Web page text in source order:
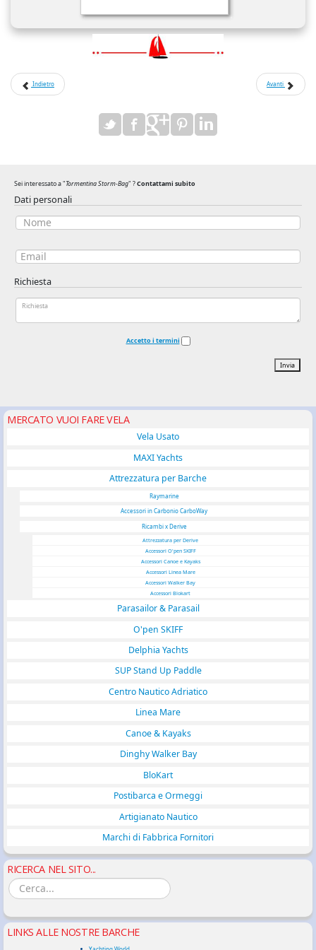
Indietro Avanti
Sei interessato a "Tormentina Storm-Bag" ?Contattami subito
Dati personali
Richiesta
Accetto i termini
Invia
MERCATO VUOI FARE VELA
Vela Usato
MAXI Yachts
Attrezzatura per Barche
Raymarine
Accessori in Carbonio CarboWay
Ricambi x Derive
Attrezzatura per Derive
Accessori O'pen SKIFF
Accessori Canoe e Kayaks
Accessori Linea Mare
Accessori Walker Bay
Accessori Blokart
Parasailor & Parasail
O'pen SKIFF
Delphia Yachts
SUP Stand Up Paddle
Centro Nautico Adriatico
Linea Mare
Canoe & Kayaks
Dinghy Walker Bay
BloKart
Postibarca e Ormeggi
Artigianato Nautico
Marchi di Fabbrica Fornitori
RICERCA NEL SITO...
LINKS ALLE NOSTRE BARCHE